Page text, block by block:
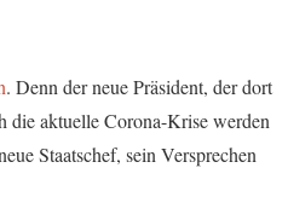
. Denn der neue Präsident, der dort
die aktuelle Corona-Krise werden
Staatschef, sein Versprechen